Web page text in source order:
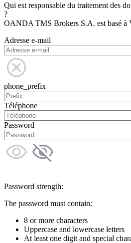
Qui est responsable du traitement des
?
OANDA TMS Brokers S.A. est basé à
Adresse e-mail
phone_prefix
Téléphone
Password
Password strength:
The password must contain:
8 or more characters
Uppercase and lowercase letters
At least one digit and special